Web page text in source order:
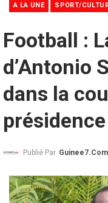
A LA UNE SPORT/
Football :
d’Antonio
dans la
Publié Par Guinee7.com